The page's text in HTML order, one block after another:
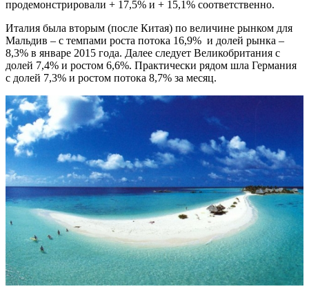
продемонстрировали + 17,5% и + 15,1% соответственно.
Италия была вторым (после Китая) по величине рынком для
Мальдив – с темпами роста потока 16,9% и долей рынка –
8,3% в январе 2015 года. Далее следует Великобритания с
долей 7,4% и ростом 6,6%. Практически рядом шла Германия
с долей 7,3% и ростом потока 8,7% за месяц.